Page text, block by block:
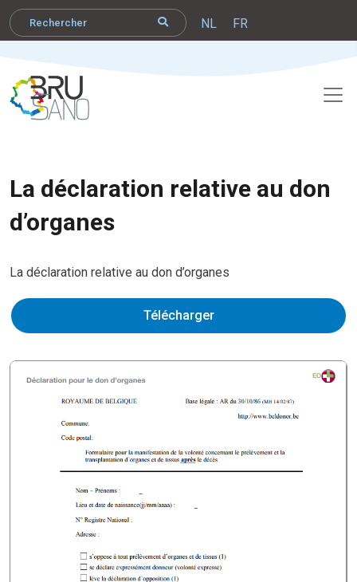
NL FR
La déclaration relative au don
d’organes
La déclaration relative au don d’organes
Télécharger